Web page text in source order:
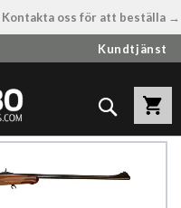
Kontakta oss för att beställa →
Kundtjänst
Sök